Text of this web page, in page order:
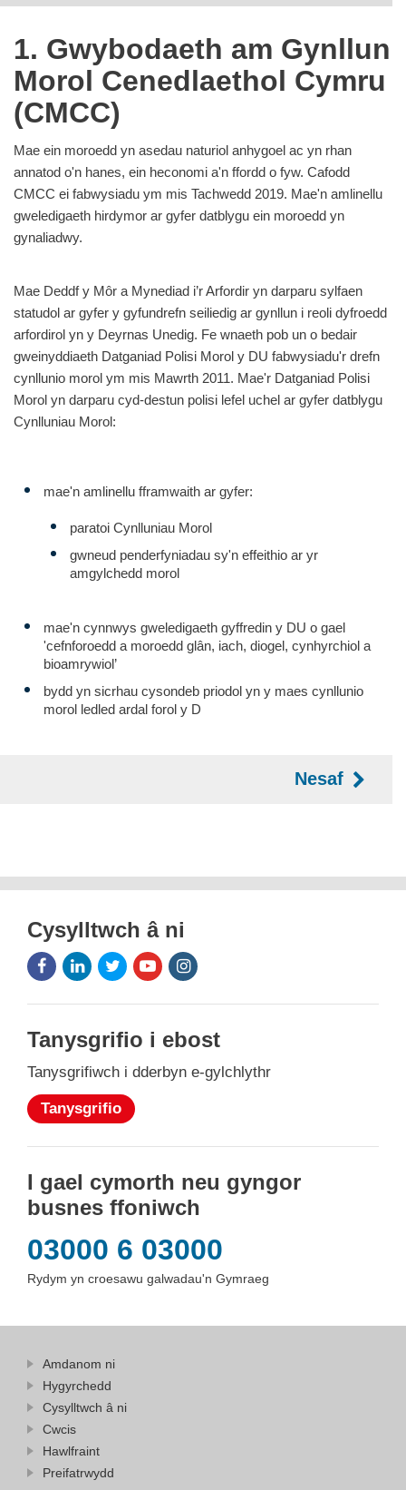
1. Gwybodaeth am Gynllun
Morol Cenedlaethol Cymru
(CMCC)
Mae ein moroedd yn asedau naturiol anhygoel ac yn rhan
annatod o'n hanes, ein heconomi a'n ffordd o fyw. Cafodd
CMCC ei fabwysiadu ym mis Tachwedd 2019. Mae'n amlinellu
gweledigaeth hirdymor ar gyfer datblygu ein moroedd yn
gynaliadwy.
Mae Deddf y Môr a Mynediad i’r Arfordir yn darparu sylfaen
statudol ar gyfer y gyfundrefn seiliedig ar gynllun i reoli dyfroedd
arfordirol yn y Deyrnas Unedig. Fe wnaeth pob un o bedair
gweinyddiaeth Datganiad Polisi Morol y DU fabwysiadu'r drefn
cynllunio morol ym mis Mawrth 2011. Mae'r Datganiad Polisi
Morol yn darparu cyd-destun polisi lefel uchel ar gyfer datblygu
Cynlluniau Morol:
mae'n amlinellu fframwaith ar gyfer:
paratoi Cynlluniau Morol
gwneud penderfyniadau sy'n effeithio ar yr
amgylchedd morol
mae'n cynnwys gweledigaeth gyffredin y DU o gael
'cefnforoedd a moroedd glân, iach, diogel, cynhyrchiol a
bioamrywiol’
bydd yn sicrhau cysondeb priodol yn y maes cynllunio
morol ledled ardal forol y D
Nesaf
Cysylltwch â ni
Facebook
Icon
LinkedIn
Icon
Twitter
Icon
Youtube
Icon
Instagram
Icon
Tanysgrifio i ebost
Tanysgrifiwch i dderbyn e-gylchlythr
Tanysgrifio
I gael cymorth neu gyngor
busnes ffoniwch
03000 6 03000
Rydym yn croesawu galwadau'n Gymraeg
Amdanom ni
Hygyrchedd
Cysylltwch â ni
Cwcis
Hawlfraint
Preifatrwydd